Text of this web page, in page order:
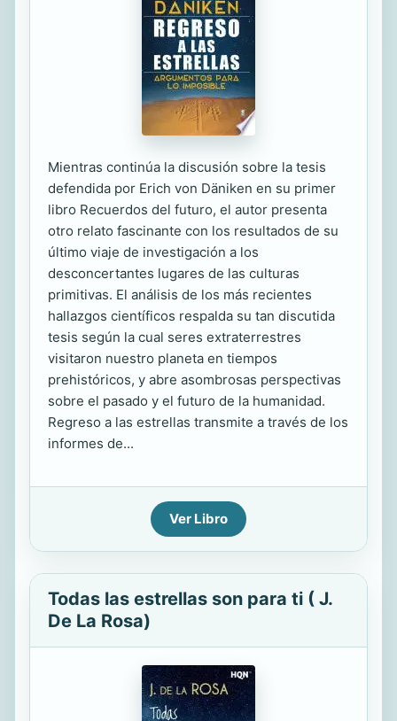
Mientras continúa la discusión sobre la tesis
defendida por Erich von Däniken en su primer
libro Recuerdos del futuro, el autor presenta
otro relato fascinante con los resultados de su
último viaje de investigación a los
desconcertantes lugares de las culturas
primitivas. El análisis de los más recientes
hallazgos científicos respalda su tan discutida
tesis según la cual seres extraterrestres
visitaron nuestro planeta en tiempos
prehistóricos, y abre asombrosas perspectivas
sobre el pasado y el futuro de la humanidad.
Regreso a las estrellas transmite a través de los
informes de...
Ver Libro
Todas las estrellas son para ti ( J.
De La Rosa)